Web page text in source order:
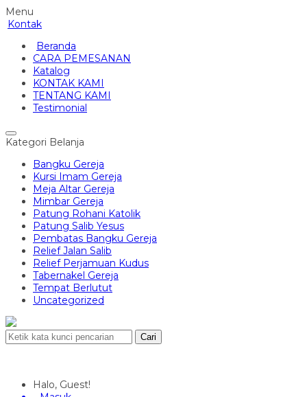
Menu
Kontak
Beranda
CARA PEMESANAN
Katalog
KONTAK KAMI
TENTANG KAMI
Testimonial
Kategori Belanja
Bangku Gereja
Kursi Imam Gereja
Meja Altar Gereja
Mimbar Gereja
Patung Rohani Katolik
Patung Salib Yesus
Pembatas Bangku Gereja
Relief Jalan Salib
Relief Perjamuan Kudus
Tabernakel Gereja
Tempat Berlutut
Uncategorized
Cari
Halo, Guest!